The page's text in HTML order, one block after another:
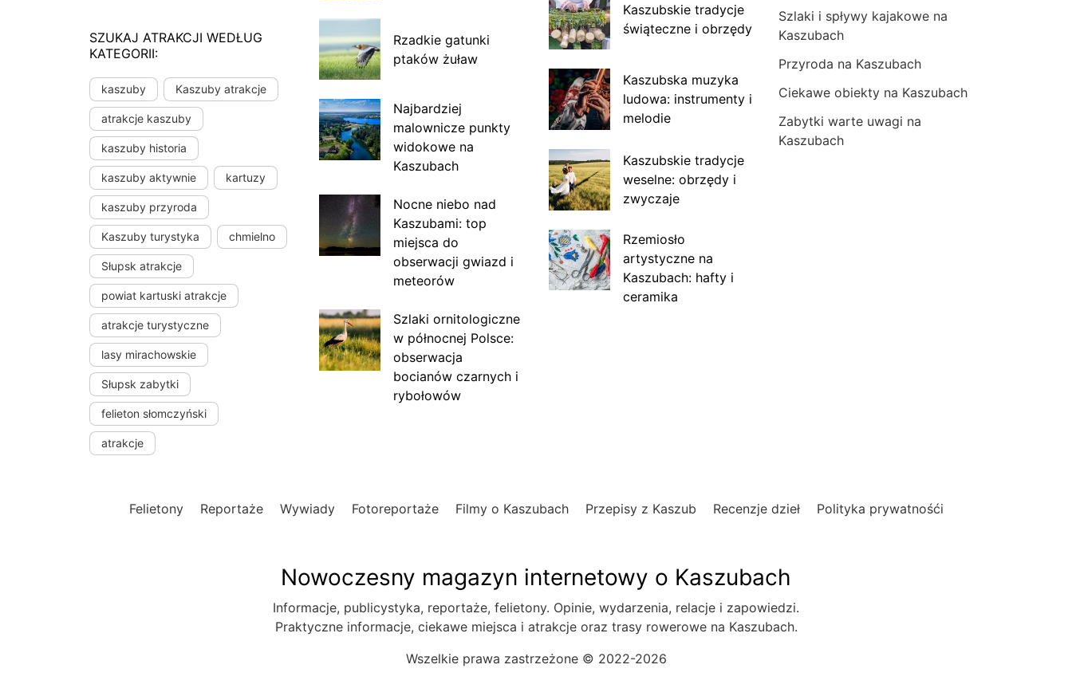
SZUKAJ ATRAKCJI WEDŁUG
KATEGORII:
kaszuby Kaszuby atrakcje
atrakcje kaszuby
kaszuby historia
kaszuby aktywnie kartuzy
kaszuby przyroda
Kaszuby turystyka chmielno
Słupsk atrakcje
powiat kartuski atrakcje
atrakcje turystyczne
lasy mirachowskie
Słupsk zabytki
felieton słomczyński
atrakcje
Rzadkie gatunki
ptaków żuław
Najbardziej
malownicze punkty
widokowe na
Kaszubach
Nocne niebo nad
Kaszubami: top
miejsca do
obserwacji gwiazd i
meteorów
Szlaki ornitologiczne
w północnej Polsce:
obserwacja
bocianów czarnych i
rybołowów
Kaszubskie tradycje
świąteczne i obrzędy
Kaszubska muzyka
ludowa: instrumenty i
melodie
Kaszubskie tradycje
weselne: obrzędy i
zwyczaje
Rzemiosło
artystyczne na
Kaszubach: hafty i
ceramika
Szlaki i spływy kajakowe na
Kaszubach
Przyroda na Kaszubach
Ciekawe obiekty na Kaszubach
Zabytki warte uwagi na
Kaszubach
Felietony Reportaże Wywiady Fotoreportaże Filmy o Kaszubach Przepisy z Kaszub Recenzje dzieł Polityka prywatnośći
Nowoczesny magazyn internetowy o Kaszubach
Informacje, publicystyka, reportaże, felietony. Opinie, wydarzenia, relacje i zapowiedzi.
Praktyczne informacje, ciekawe miejsca i atrakcje oraz trasy rowerowe na Kaszubach.
Wszelkie prawa zastrzeżone © 2022-2026